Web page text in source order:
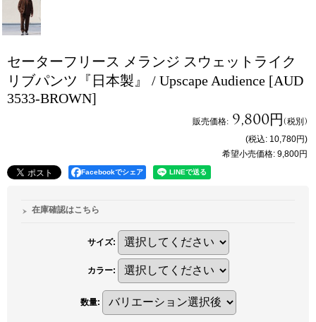
セーターフリース メランジ スウェットライク
リブパンツ『日本製』 / Upscape Audience [AUD
3533-BROWN]
販売価格: 9,800円(税別)
(税込: 10,780円)
希望小売価格: 9,800円
Facebookでシェア
在庫確認はこちら
サイズ:
カラー:
数量: